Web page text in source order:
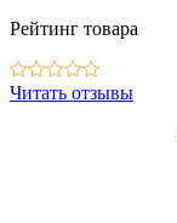
Рейтинг товара
Читать отзывы